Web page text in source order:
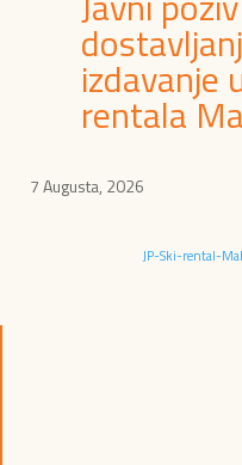
izdavanje
rentala
7 Augusta, 2026
JP-Ski-rental-